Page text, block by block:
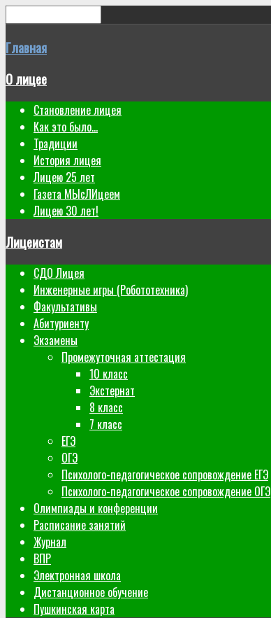
Главная
О лицее
Становление лицея
Как это было...
Традиции
История лицея
Лицею 25 лет
Газета МЫсЛИцеем
Лицею 30 лет!
Лицеистам
СДО Лицея
Инженерные игры (Робототехника)
Факультативы
Абитуриенту
Экзамены
Промежуточная аттестация
10 класс
Экстернат
8 класс
7 класс
ЕГЭ
ОГЭ
Психолого-педагогическое сопровождение ЕГЭ
Психолого-педагогическое сопровождение ОГЭ
Олимпиады и конференции
Расписание занятий
Журнал
ВПР
Электронная школа
Дистанционное обучение
Пушкинская карта